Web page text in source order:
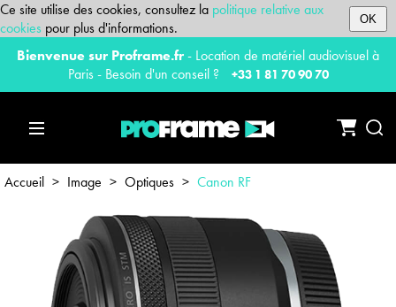
Ce site utilise des cookies, consultez la politique relative aux
cookies pour plus d'informations. OK
Bienvenue sur Proframe.fr- Location de matériel audiovisuel à
Paris - Besoin d'un conseil ?
+33 1 81 70 90 70
Accueil > Image > Optiques > Canon RF